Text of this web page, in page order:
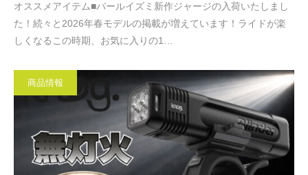
オススメアイテム■パールイズミ新作ジャージの入荷いたしまし
た！続々と2026年春モデルの掲載が増えています！ライドが楽
しくなるこの時期、お気に入りの1…
商品情報